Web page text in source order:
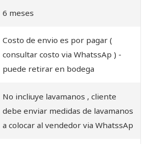
6 meses
Costo de envio es por pagar (
consultar costo via WhatssAp ) -
puede retirar en bodega
No incliuye lavamanos , cliente
debe enviar medidas de lavamanos
a colocar al vendedor via WhatssAp